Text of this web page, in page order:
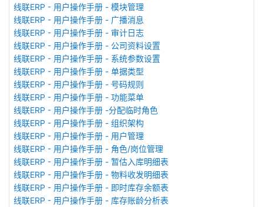
线联ERP - 用户操作手册 - 模块管理
线联ERP - 用户操作手册 - 广播消息
线联ERP - 用户操作手册 - 审计日志
线联ERP - 用户操作手册 - 公司资料设置
线联ERP - 用户操作手册 - 系统参数设置
线联ERP - 用户操作手册 - 单据类型
线联ERP - 用户操作手册 - 号码规则
线联ERP - 用户操作手册 - 功能菜单
线联ERP - 用户操作手册 -分配临时角色
线联ERP - 用户操作手册 - 组织架构
线联ERP - 用户操作手册 - 用户管理
线联ERP - 用户操作手册 - 角色/岗位管理
线联ERP - 用户操作手册 - 暂估入库明细表
线联ERP - 用户操作手册 - 物料收发明细表
线联ERP - 用户操作手册 - 即时库存余额表
线联ERP - 用户操作手册 - 库存账龄分析表